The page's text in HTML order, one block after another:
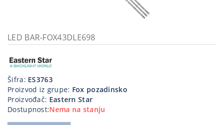
priključci
tehnika
Poslovna
oprema,računari
LED BAR-FOX43DLE698
Šifra: ES3763
Proizvod iz grupe: Fox pozadinsko
Proizvođač: Eastern Star
Dostupnost:Nema na stanju